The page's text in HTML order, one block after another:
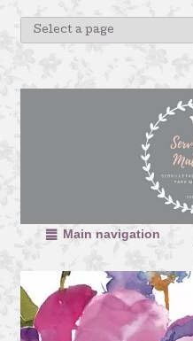
Main navigation